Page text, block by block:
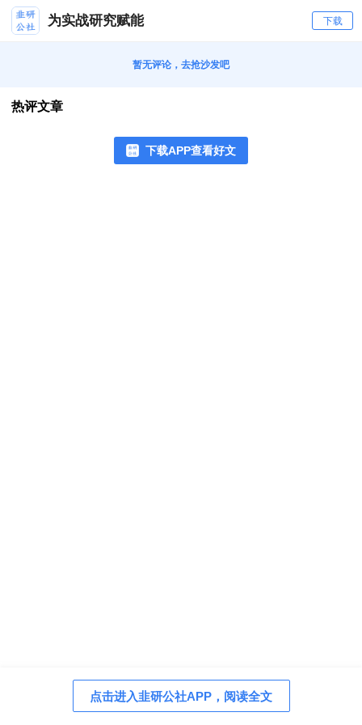
为实战研究赋能 下载
暂无评论，去抢沙发吧
热评文章
下载APP查看好文
点击进入韭研公社APP，阅读全文